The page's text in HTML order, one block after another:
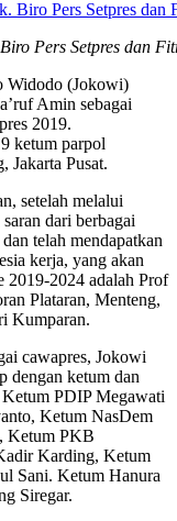
Pers Setpres dan
Widodo (Jokowi)
Amin sebagai
2019.
ketum parpol
Jakarta Pusat.
setelah melalui
dari berbagai
telah mendapatkan
kerja, yang akan
2019-2024 adalah Prof
Plataran, Menteng,
Kumparan.
cawapres, Jokowi
dengan ketum dan
PDIP Megawati
Ketum NasDem
Ketum PKB
Karding, Ketum
Sani. Ketum Hanura
Siregar.